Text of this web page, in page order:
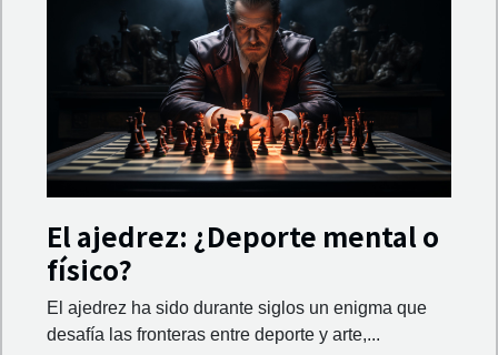
El ajedrez: ¿Deporte mental o
físico?
El ajedrez ha sido durante siglos un enigma que
desafía las fronteras entre deporte y arte,...